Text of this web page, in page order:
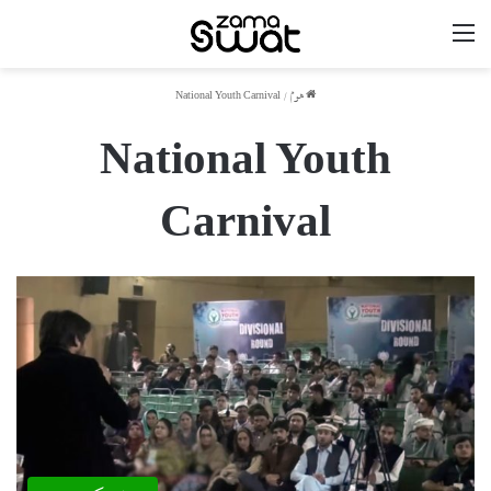
ھوم/
National Youth Carnival
National Youth
Carnival